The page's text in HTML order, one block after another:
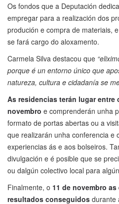
Os fondos que a Deputación
empregar para a realización dos
produción e compra de materiais,
se fará cargo do aloxamento.
Carmela Silva destacou que
porque é un entorno único que
natureza, cultura e cidadanía se
As residencias terán lugar entre
novembro e comprenderán unha
formato de portas abertas ou a
que realizarán unha conferencia e
experiencias ás e aos bolseiros.
divulgación e é posible que se
ou dalgún colectivo local para
Finalmente, o 11 de novembro
resultados conseguidos durante